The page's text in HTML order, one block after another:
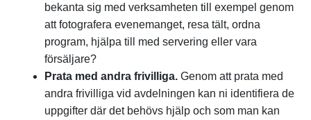
bekanta sig med verksamheten till exempel genom
att fotografera evenemanget, resa tält, ordna
program, hjälpa till med servering eller vara
försäljare?
Prata med andra frivilliga. Genom att prata med
andra frivilliga vid avdelningen kan ni identifiera de
uppgifter där det behövs hjälp och som man kan